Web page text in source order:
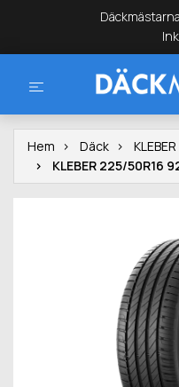
Hem Däck KLEBER
KLEBER 225/50R16